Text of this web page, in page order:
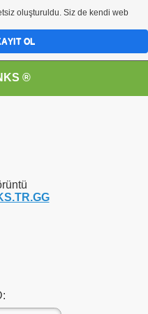
®
oluşturuldu. Siz de kendi web
OL